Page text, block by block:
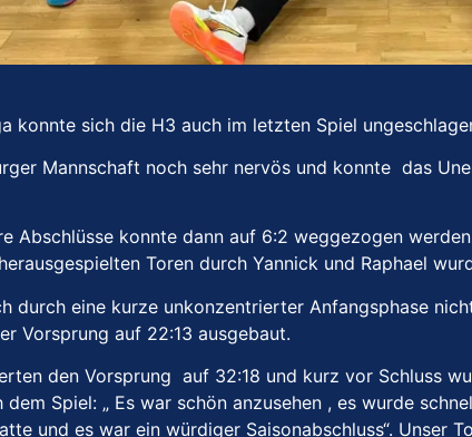
konnte sich die H3 auch im letzten Spiel
Mannschaft noch sehr nervös und konnte das
Abschlüsse konnte dann auf 6:2 weggezogen
Toren durch Yannick und Raphael
durch eine kurze unkonzentrierter Anfangsphase
Vorsprung auf 22:13 ausgebaut.
den Vorsprung auf 32:18 und kurz vor Schluss
Spiel: „ Es war schön anzusehen , es wurde
und es war ein würdiger Saisonabschluss“.